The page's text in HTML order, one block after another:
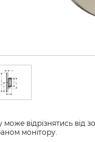
може відрізнятись від
монітору.